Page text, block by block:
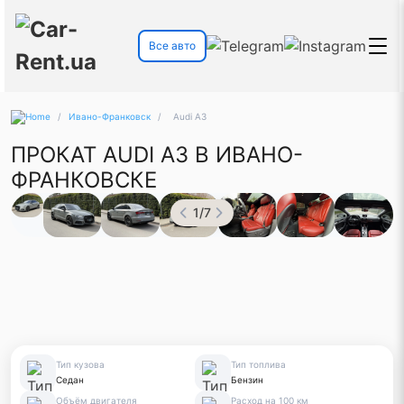
Все авто
/ Ивано-Франковск / Audi A3
ПРОКАТ AUDI A3 В ИВАНО-
ФРАНКОВСКЕ
1/7
Тип кузова
Седан
Тип топлива
Бензин
Объём двигателя
Расход на 100 км